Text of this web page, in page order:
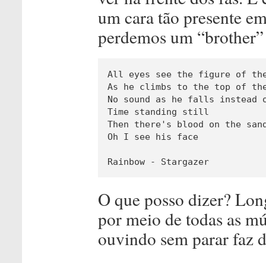
um cara tão presente
perdemos um
All eyes see the figure of
As he climbs to the top of
No sound as he falls
Time standing still
Then there's blood on the
Oh I see his face
Rainbow - Stargazer
O que posso dizer?
por meio de todas as
ouvindo sem parar faz